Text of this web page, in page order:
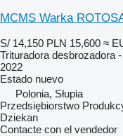
MCMS Warka
S/ 14,150 PLN 15,600 ≈
Trituradora desbrozadora
2022
Estado nuevo
Polonia, Słupia
Przedsiębiorstwo
Dziekan
Contacte con el vendedor